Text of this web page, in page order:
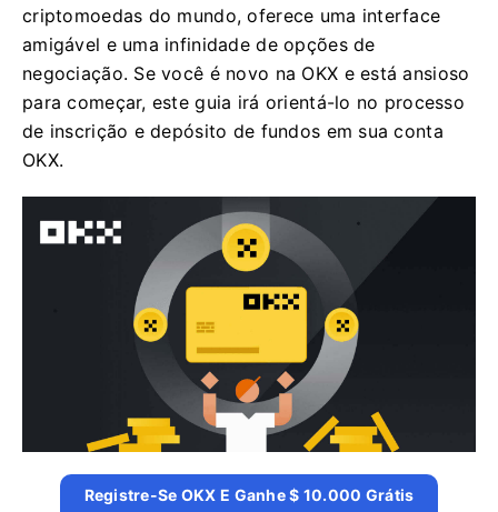
criptomoedas do mundo, oferece uma interface
amigável e uma infinidade de opções de
negociação. Se você é novo na OKX e está ansioso
para começar, este guia irá orientá-lo no processo
de inscrição e depósito de fundos em sua conta
OKX.
Registre-Se OKX E Ganhe $ 10.000 Grátis